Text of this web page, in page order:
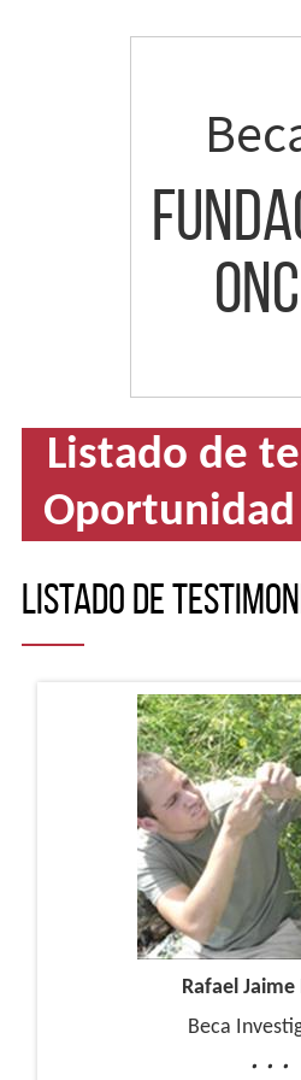
Ir
a
Listado de
Listado de
Rafael
Beca